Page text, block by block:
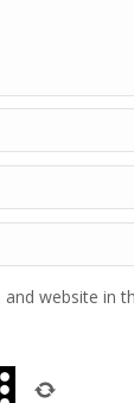
and website in